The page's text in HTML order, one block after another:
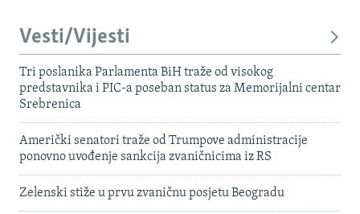
Vesti/Vijesti
Tri poslanika Parlamenta BiH traže od visokog
predstavnika i PIC-a poseban status za Memorijalni centar
Srebrenica
Američki senatori traže od Trumpove administracije
ponovno uvođenje sankcija zvaničnicima iz RS
Zelenski stiže u prvu zvaničnu posjetu Beogradu